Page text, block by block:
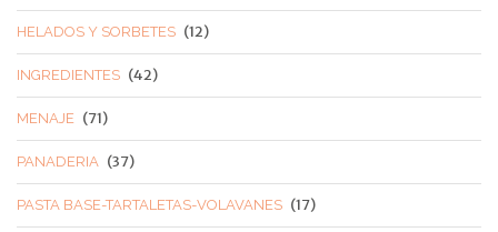
HELADOS Y SORBETES (12)
INGREDIENTES (42)
MENAJE (71)
PANADERIA (37)
PASTA BASE-TARTALETAS-VOLAVANES (17)